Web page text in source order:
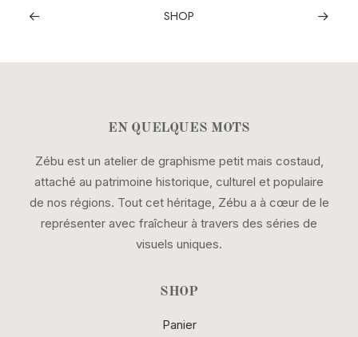
SHOP
EN QUELQUES MOTS
Zébu est un atelier de graphisme petit mais costaud,
attaché au patrimoine historique, culturel et populaire
de nos régions. Tout cet héritage, Zébu a à cœur de le
représenter avec fraîcheur à travers des séries de
visuels uniques.
SHOP
Panier